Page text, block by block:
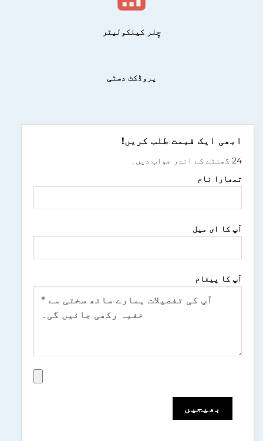
چِلر کیلکولیٹر
پروڈکٹ دستی
ابھی ایک قیمت طلب کریں!
24 گھنٹے کے اندر جواب دیں۔
تمھارا نام
آپ کا ای میل
آپ کا پیغام